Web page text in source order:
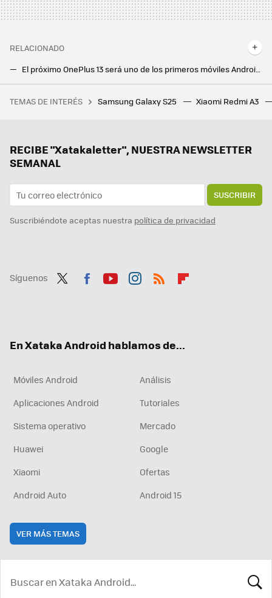
RELACIONADO
OnePlus 13, nadie ha pedido 24 GB de memoria RAM, pero aquí están. Todo un derroche de potencia con la guinda puesta en las cámaras
La debacle demográfica en Europa, expuesta en este mapa con un invitado engañoso: Mónaco
TEMAS DE INTERÉS Samsung Galaxy S25 Xiaomi Redmi A3
RECIBE "Xatakaletter", NUESTRA NEWSLETTER
SEMANAL
SUSCRIBIR
Suscribiéndote aceptas nuestra política de privacidad
Síguenos
En Xataka Android hablamos de...
Móviles Android
Análisis
Aplicaciones Android
Tutoriales
Sistema operativo
Mercado
Huawei
Google
Xiaomi
Ofertas
Android Auto
Android 15
VER MÁS TEMAS